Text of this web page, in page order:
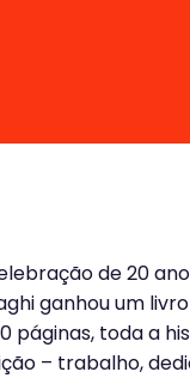
de 20
ganhou um
páginas, toda a
– trabalho,